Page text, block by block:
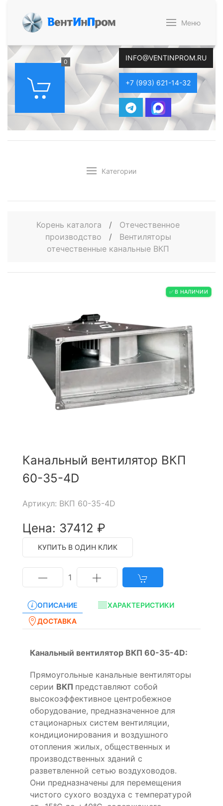
ВентИнПром Меню
0 INFO@VENTINPROM.RU
+7 (993) 621-14-32
Категории
Корень каталога /
Отечественное
производство
/
Вентиляторы
отечественные канальные ВКП
✅ В НАЛИЧИИ
Канальный вентилятор ВКП
60-35-4D
Артикул: ВКП 60-35-4D
Цена: 37412 ₽
КУПИТЬ В ОДИН КЛИК
1
ОПИСАНИЕ
ХАРАКТЕРИСТИКИ
ДОСТАВКА
Канальный вентилятор ВКП 60-35-4D:
Прямоугольные канальные вентиляторы
серии ВКП представляют собой
высокоэффективное центробежное
оборудование, предназначенное для
стационарных систем вентиляции,
кондиционирования и воздушного
отопления жилых, общественных и
производственных зданий с
разветвленной сетью воздуховодов.
Они предназначены для перемещения
чистого сухого воздуха с температурой